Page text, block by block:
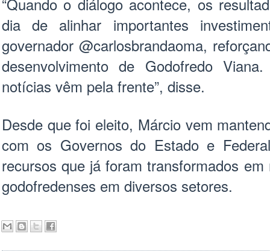
dia de alinhar importantes
governador @carlosbrandaoma,
desenvolvimento de Godofredo
notícias vêm pela frente”, disse.
Desde que foi eleito, Márcio vem
com os Governos do Estado e
recursos que já foram transformados
godofredenses em diversos setores.